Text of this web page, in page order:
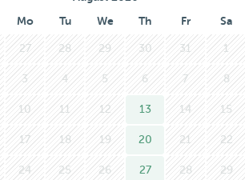
Mo Tu We Th Fr Sa
27 28 29 30 31 1
3 4 5 6 7 8
10 11 12 13 14 15
17 18 19 20 21 22
24 25 26 27 28 29